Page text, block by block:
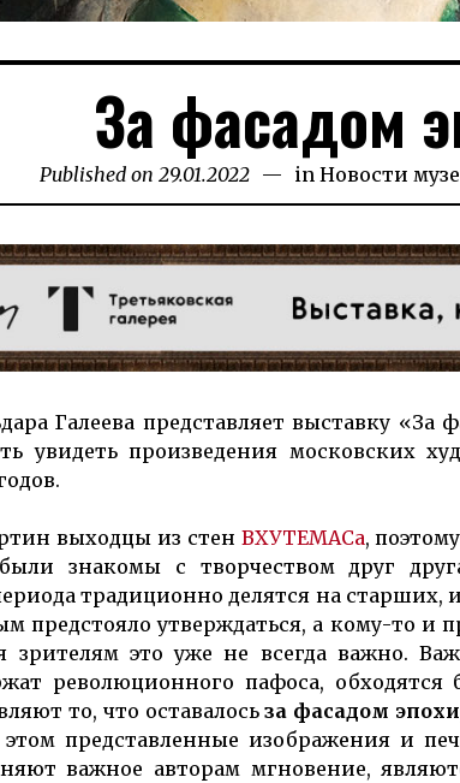
За фасадом
Published on 29.01.2022 28.01.2026
in Новости
Галеева пред­став­ляет вы­став­ку «За
увидеть про­из­веде­ния мос­ковских
выходцы из стен ВХУТЕМАСа,
знакомы с творчеством друг
тра­диционно делятся на
предстояло утвер­ждаться, а кому-то и
зрителям это уже не всегда важ­но.
рево­люционного пафоса,
то, что оставалосьза фасадом эпо­хи
представленные изобра­жения и
важное авторам мгновение,